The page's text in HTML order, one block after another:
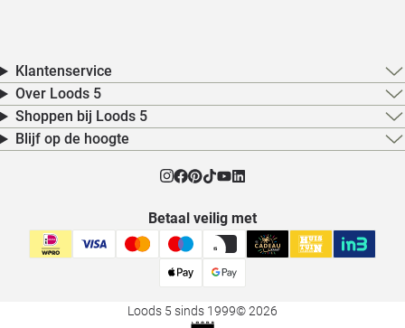
Klantenservice
Over Loods 5
Shoppen bij Loods 5
Blijf op de hoogte
Betaal veilig met
Loods 5 sinds 1999© 2026